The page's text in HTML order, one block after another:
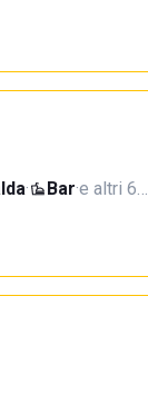
· Bar·e altri 6…